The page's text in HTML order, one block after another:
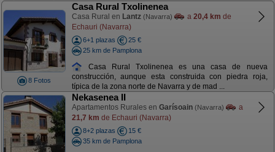
8 Fotos
Casa Rural Txolinenea
Casa Rural en Lantz (Navarra) a 20,4 km de
Echauri (Navarra)
6+1 plazas
25 €
25 km de Pamplona
Casa Rural Txolinenea es una casa de nueva
construcción, aunque esta construida con piedra roja,
típica de la zona norte de Navarra y de mad ...
Nekasenea II
Apartamentos Rurales en Garísoain (Navarra)
a
21,7 km de Echauri (Navarra)
8+2 plazas
15 €
35 km de Pamplona